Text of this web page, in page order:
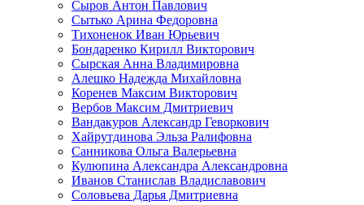
Сыров Антон Павлович
Сытько Арина Федоровна
Тихоненок Иван Юрьевич
Бондаренко Кирилл Викторович
Сырская Анна Владимировна
Алешко Надежда Михайловна
Коренев Максим Викторович
Вербов Максим Дмитриевич
Вандакуров Александр Геворкович
Хайрутдинова Эльза Ралифовна
Санникова Ольга Валерьевна
Кулюпина Александра Александровна
Иванов Станислав Владиславович
Соловьева Дарья Дмитриевна